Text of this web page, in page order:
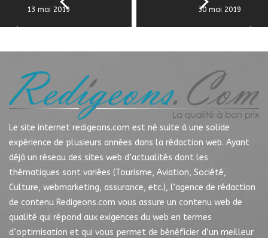
13 mai 2019 30 mai 2019
Le site internet redigeons.com est né suite à une solide
expérience de plusieurs années dans la rédaction web. Ayant
déjà un réseau des sites web d’actualités dont les
thématiques sont variées (Tourisme, Aviation, Société,
Culture, webmarketing, assurance, etc.), l’agence de rédaction
de contenu Redigeons.com vous assure un contenu web de
qualité qui répond aux exigences du web en termes
d’optimisation et qui vous permet de bénéficier d’un meilleur